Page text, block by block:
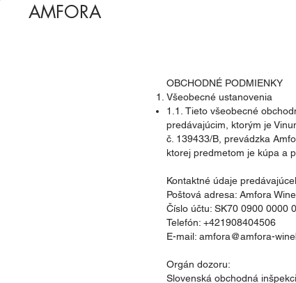
AMFORA
OBCHODNÉ PODMIENKY
Všeobecné ustanovenia
1.1. Tieto všeobecné
predávajúcim, ktorým je
č. 139433/B, prevádzka
ktorej predmetom je kúpa a
Kontaktné údaje
Poštová adresa: Amfora
Číslo účtu: SK70 0900 0000
Telefón: +421908404506
E-mail: amfora@amfora-
Orgán dozoru:
Slovenská obchodná